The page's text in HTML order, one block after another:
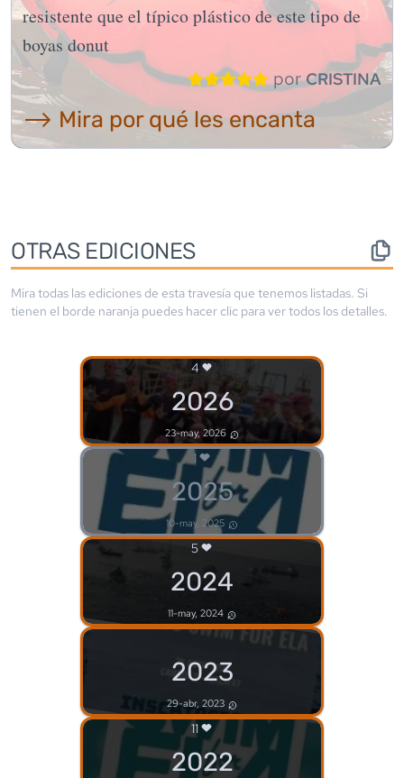
resistente que el típico plástico de este tipo de
boyas donut
porCRISTINA
⟶ Mira por qué les encanta
OTRAS EDICIONES
Mira todas las ediciones de esta travesía que tenemos listadas. Si
tienen el borde naranja puedes hacer clic para ver todos los detalles.
4
2026
23-may, 2026
1
2025
10-may, 2025
5
2024
11-may, 2024
2023
29-abr, 2023
11
2022